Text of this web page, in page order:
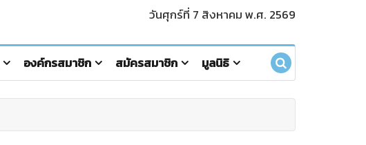
วันศุกร์ที่ 7 สิงหาคม พ.ศ. 2569
องค์กรสมาชิก สมัครสมาชิก มูลนิธิ